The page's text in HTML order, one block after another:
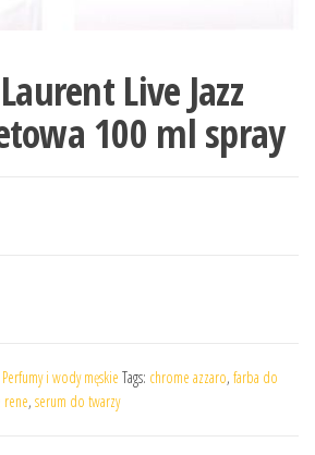
Live Jazz
100 ml spray
Perfumy i wody męskie Tags: chrome azzaro, farba do
, serum do twarzy